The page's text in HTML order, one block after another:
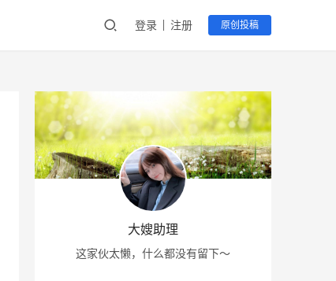
登录 注册 原创投稿
大嫂助理
这家伙太懒，什么都没有留下～